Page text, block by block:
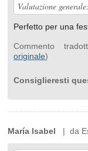
Valutazione generale:
Perfetto per una
Commento
originale)
Consiglieresti
María Isabel | da